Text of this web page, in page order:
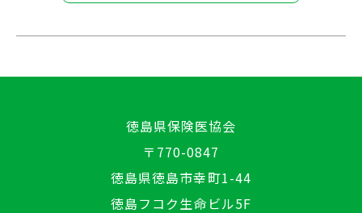
徳島県保険医協会
〒770-0847
徳島県徳島市幸町1-44
徳島フコク生命ビル5F